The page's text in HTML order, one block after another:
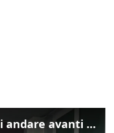
Salvini: "Roggero chiede di andare avanti su norma anti-risarcimenti"